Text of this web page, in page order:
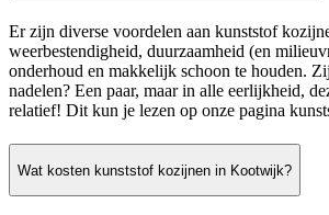
Er zijn diverse voordelen aan kunststof
weerbestendigheid, duurzaamheid (en
onderhoud en makkelijk schoon te houden.
nadelen? Een paar, maar in alle eerlijkheid,
relatief! Dit kun je lezen op onze pagina
Wat kosten kunststof kozijnen in Kootwijk?